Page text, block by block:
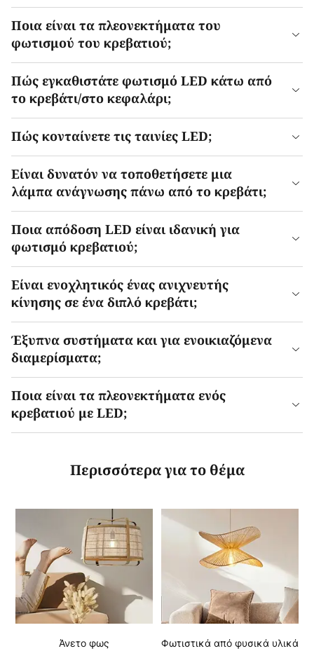
Ποια είναι τα πλεονεκτήματα του
φωτισμού του κρεβατιού;
Πώς εγκαθιστάτε φωτισμό LED κάτω από
το κρεβάτι/στο κεφαλάρι;
Πώς κονταίνετε τις ταινίες LED;
Είναι δυνατόν να τοποθετήσετε μια
λάμπα ανάγνωσης πάνω από το κρεβάτι;
Ποια απόδοση LED είναι ιδανική για
φωτισμό κρεβατιού;
Είναι ενοχλητικός ένας ανιχνευτής
κίνησης σε ένα διπλό κρεβάτι;
Έξυπνα συστήματα και για ενοικιαζόμενα
διαμερίσματα;
Ποια είναι τα πλεονεκτήματα ενός
κρεβατιού με LED;
Περισσότερα για το θέμα
Άνετο φως Φωτιστικά από φυσικά υλικά